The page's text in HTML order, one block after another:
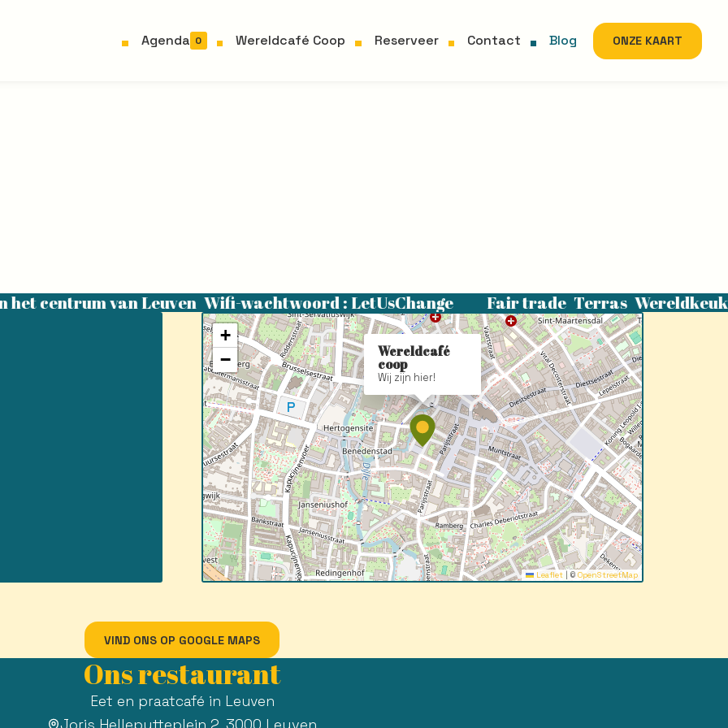
Agenda 0 Wereldcafé Coop Reserveer Contact Blog ONZE KAART
het centrum van Leuven Wifi-wachtwoord : LetUsChange Fair trade Terras
Wereldcafé
coop
Wij zijn hier!
+
−
Leaflet © OpenStreetMap
VIND ONS OP GOOGLE MAPS
Ons restaurant
Eet en praatcafé in Leuven